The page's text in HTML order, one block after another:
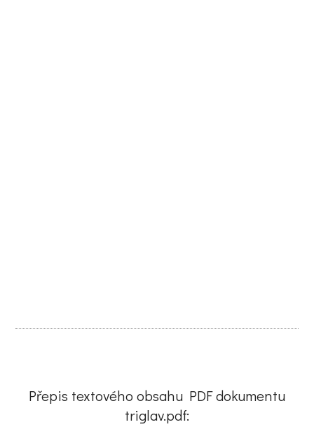
Přepis textového obsahu PDF dokumentu
triglav.pdf: